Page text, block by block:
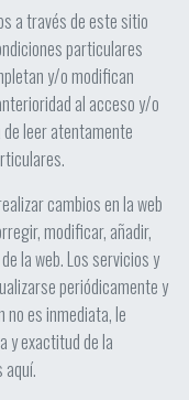
a través de este sitio
particulares
y/o modifican
al acceso y/o
leer atentamente
cambios en la web
modificar, añadir,
la web. Los servicios y
periódicamente y
no es inmediata, le
y exactitud de la